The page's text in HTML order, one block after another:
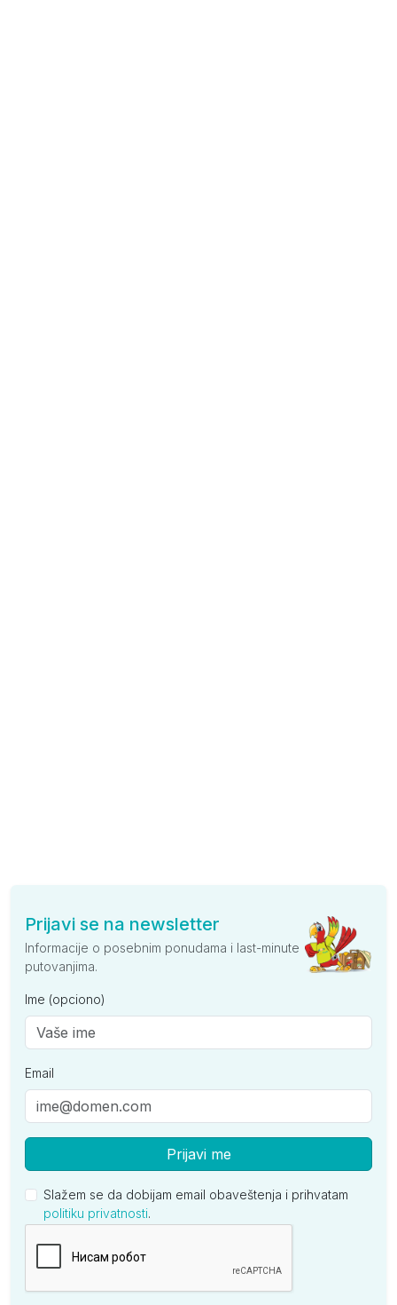
Prijavi se na newsletter
Informacije o posebnim ponudama i last-minute
putovanjima.
Ime (opciono)
Email
Prijavi me
Slažem se da dobijam email obaveštenja i prihvatam
politiku privatnosti.